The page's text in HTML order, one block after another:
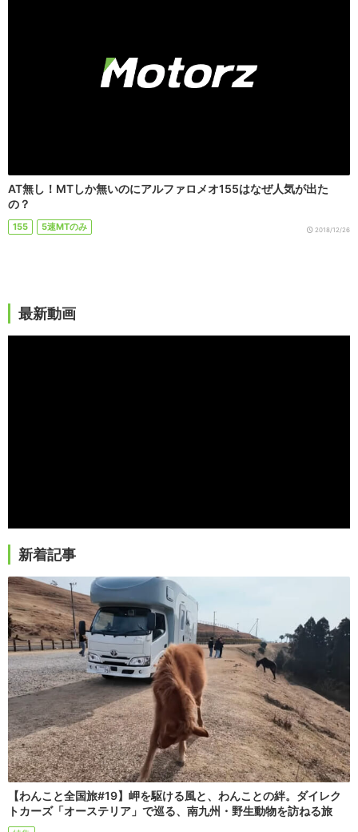
AT無し！MTしか無いのにアルファロメオ155はなぜ人気が出た
の？
155 5速MTのみ 2018/12/26
最新動画
新着記事
【わんこと全国旅#19】岬を駆ける風と、わんことの絆。ダイレク
トカーズ「オーステリア」で巡る、南九州・野生動物を訪ねる旅